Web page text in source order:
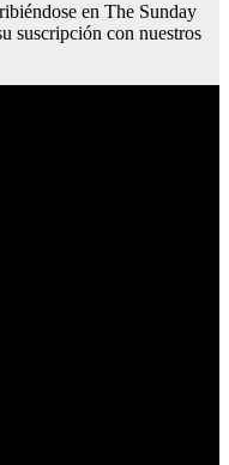
en The Sunday
suscripción con nuestros